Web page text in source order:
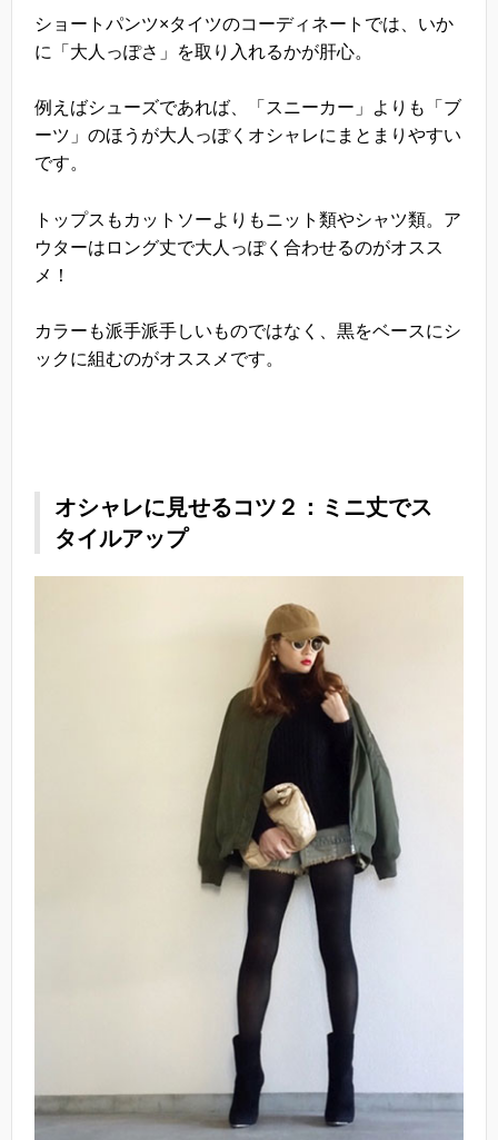
ショートパンツ×タイツのコーディネートでは、いか
に「大人っぽさ」を取り入れるかが肝心。
例えばシューズであれば、「スニーカー」よりも「ブ
ーツ」のほうが大人っぽくオシャレにまとまりやすい
です。
トップスもカットソーよりもニット類やシャツ類。ア
ウターはロング丈で大人っぽく合わせるのがオスス
メ！
カラーも派手派手しいものではなく、黒をベースにシ
ックに組むのがオススメです。
オシャレに見せるコツ２：ミニ丈でス
タイルアップ